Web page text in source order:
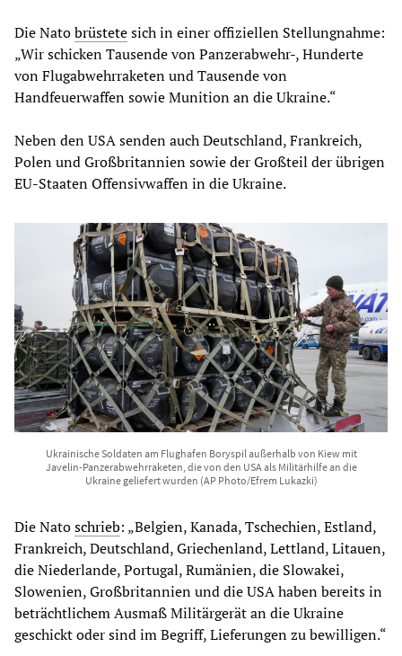
Die Natobrüstetesich in einer offiziellen Stellungnahme:
„Wir schicken Tausende von Panzerabwehr-, Hunderte
von Flugabwehrraketen und Tausende von
Handfeuerwaffen sowie Munition an die Ukraine.“
Neben den USA senden auch Deutschland, Frankreich,
Polen und Großbritannien sowie der Großteil der übrigen
EU-Staaten Offensivwaffen in die Ukraine.
Ukrainische Soldaten am Flughafen Boryspil außerhalb von Kiew mit
Javelin-Panzerabwehrraketen, die von den USA als Militärhilfe an die
Ukraine geliefert wurden (AP Photo/Efrem Lukazki)
Die Natoschrieb: „Belgien, Kanada, Tschechien, Estland,
Frankreich, Deutschland, Griechenland, Lettland, Litauen,
die Niederlande, Portugal, Rumänien, die Slowakei,
Slowenien, Großbritannien und die USA haben bereits in
beträchtlichem Ausmaß Militärgerät an die Ukraine
geschickt oder sind im Begriff, Lieferungen zu bewilligen.“